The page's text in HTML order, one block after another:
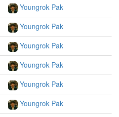
Youngrok Pak
Youngrok Pak
Youngrok Pak
Youngrok Pak
Youngrok Pak
Youngrok Pak